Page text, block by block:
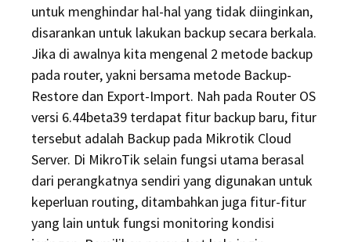
untuk menghindar hal-hal yang tidak diinginkan,
disarankan untuk lakukan backup secara berkala.
Jika di awalnya kita mengenal 2 metode backup
pada router, yakni bersama metode Backup-
Restore dan Export-Import. Nah pada Router OS
versi 6.44beta39 terdapat fitur backup baru, fitur
tersebut adalah Backup pada Mikrotik Cloud
Server. Di MikroTik selain fungsi utama berasal
dari perangkatnya sendiri yang digunakan untuk
keperluan routing, ditambahkan juga fitur-fitur
yang lain untuk fungsi monitoring kondisi